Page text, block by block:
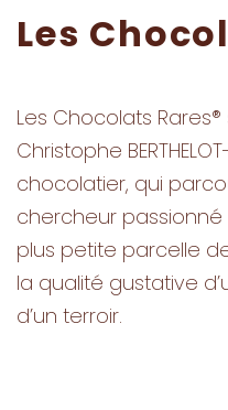
Les
Les Chocolats
Christophe
chocolatier, qui
chercheur passionné
plus petite parcelle
la qualité gustative
d’un terroir.